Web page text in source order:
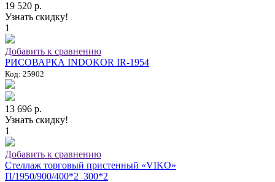
19 520 р.
Узнать скидку!
1
Добавить к сравнению
РИСОВАРКА INDOKOR IR-1954
Код: 25902
13 696 р.
Узнать скидку!
1
Добавить к сравнению
Стеллаж торговый пристенный «VIKO»
П/1950/900/400*2_300*2